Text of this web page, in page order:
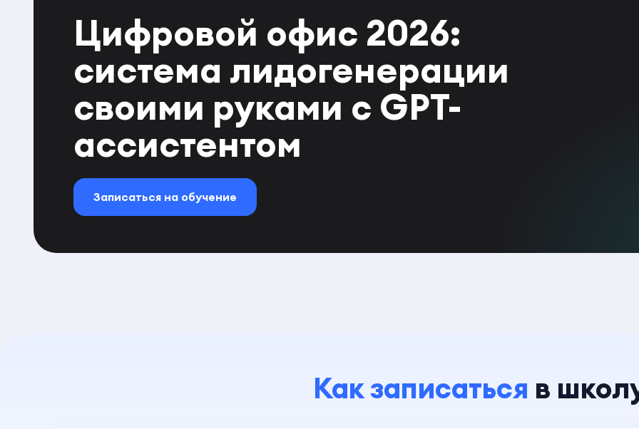
Цифровой офис 2026:
система лидогенерации
своими руками с GPT-
ассистентом
Записаться на обучение
Как записаться в